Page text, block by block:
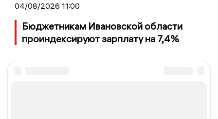
04/08/2026 11:00
Бюджетникам Ивановской области
проиндексируют зарплату на 7,4%